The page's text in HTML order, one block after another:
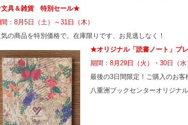
具＆雑貨 特別セール★
：8月5日（土）～31日（木）
の商品を特別価格で。在庫限りです、お見逃しなく！
★オリジナル「読書ノート」プ
期間：8月29日（火）・30日（水
最後の3日間限定！ご購入のお
八重洲ブックセンターオリジナ